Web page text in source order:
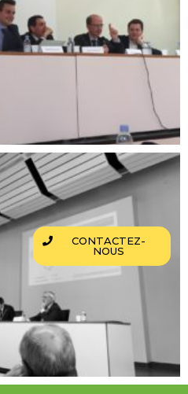
CONTACTEZ-
NOUS